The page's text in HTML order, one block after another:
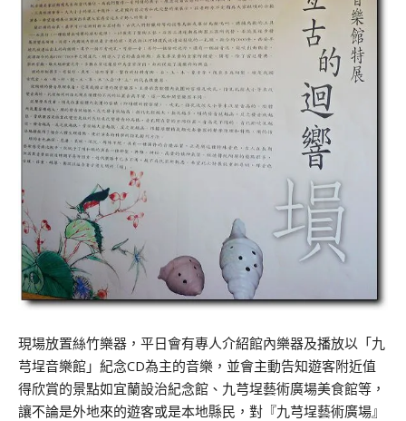
現場放置絲竹樂器，平日會有專人介紹館內樂器及播放以「九
芎埕音樂館」紀念CD為主的音樂，並會主動告知遊客附近值
得欣賞的景點如宜蘭設治紀念館、九芎埕藝術廣場美食館等，
讓不論是外地來的遊客或是本地縣民，對『九芎埕藝術廣場』